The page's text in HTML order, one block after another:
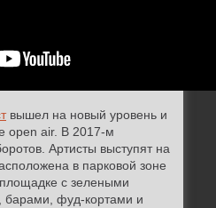
вышел на новый уровень и
open air. В 2017-м
Артисты выступят на
в парковой зоне
с зелеными
барами, фуд-кортами и